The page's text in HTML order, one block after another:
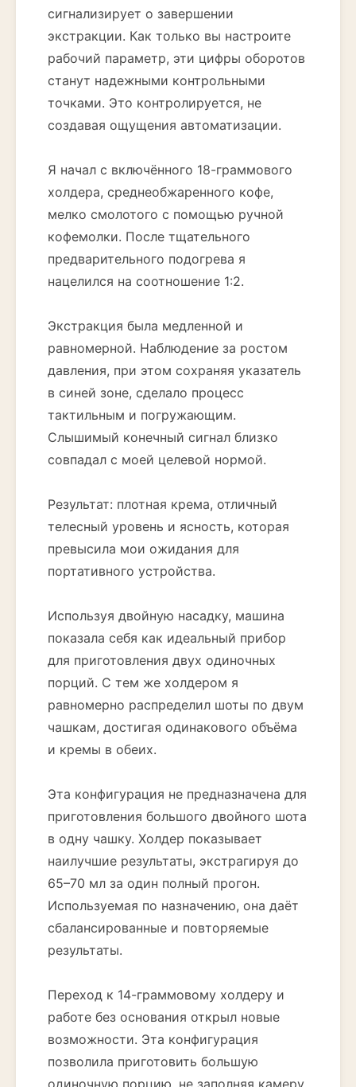
сигнализирует о завершении
экстракции. Как только вы настроите
рабочий параметр, эти цифры оборотов
станут надежными контрольными
точками. Это контролируется, не
создавая ощущения автоматизации.
Я начал с включённого 18-граммового
холдера, среднеобжаренного кофе,
мелко смолотого с помощью ручной
кофемолки. После тщательного
предварительного подогрева я
нацелился на соотношение 1:2.
Экстракция была медленной и
равномерной. Наблюдение за ростом
давления, при этом сохраняя указатель
в синей зоне, сделало процесс
тактильным и погружающим.
Слышимый конечный сигнал близко
совпадал с моей целевой нормой.
Результат: плотная крема, отличный
телесный уровень и ясность, которая
превысила мои ожидания для
портативного устройства.
Используя двойную насадку, машина
показала себя как идеальный прибор
для приготовления двух одиночных
порций. С тем же холдером я
равномерно распределил шоты по двум
чашкам, достигая одинакового объёма
и кремы в обеих.
Эта конфигурация не предназначена для
приготовления большого двойного шота
в одну чашку. Холдер показывает
наилучшие результаты, экстрагируя до
65–70 мл за один полный прогон.
Используемая по назначению, она даёт
сбалансированные и повторяемые
результаты.
Переход к 14-граммовому холдеру и
работе без основания открыл новые
возможности. Эта конфигурация
позволила приготовить большую
одиночную порцию, не заполняя камеру